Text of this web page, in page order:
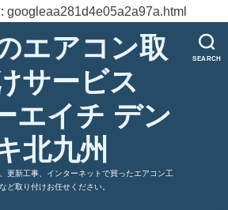
googleaa281d4e05a2a97a.html
SEARCH
エアコン取
サービス
エイチ デン
北九州
更新工事、インターネットで買ったエアコン工
ど取り付けお任せください。